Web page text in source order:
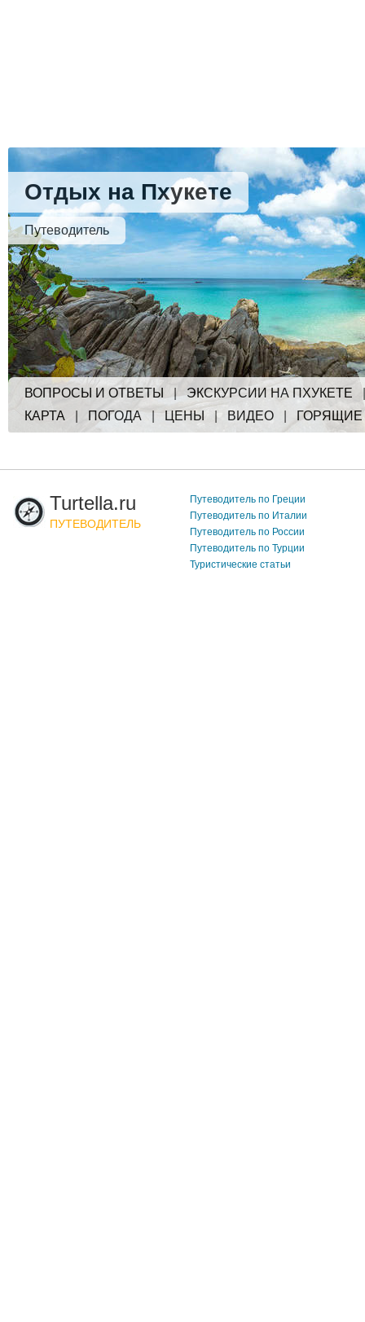
Отдых на Пхукете
Путеводитель
ВОПРОСЫ И ОТВЕТЫ |ЭКСКУРСИИ НА ПХУКЕТЕ
КАРТА
ПОГОДА | ЦЕНЫ ВИДЕО ГОРЯЩИЕ
Turtella.ru
ПУТЕВОДИТЕЛЬ
Путеводитель по Греции
Путеводитель по Италии
Путеводитель по России
Путеводитель по Турции
Туристические статьи